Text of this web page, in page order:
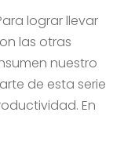
lograr llevar
las otras
nuestro
de esta serie
En